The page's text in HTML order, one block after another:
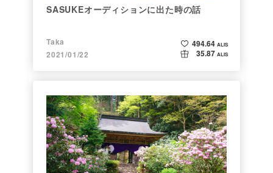
SASUKEオーディションに出た時の話
Taka
2021/01/22
494.64 ALIS
35.87 ALIS